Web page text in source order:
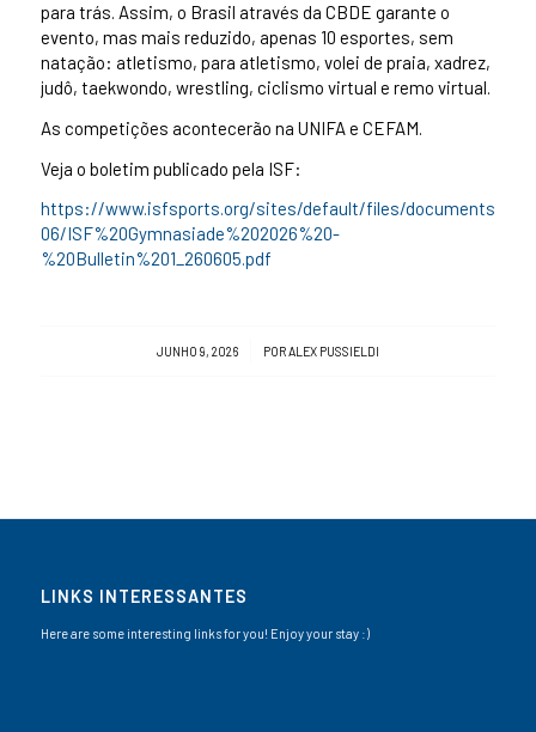
para trás. Assim, o Brasil através da CBDE garante o
evento, mas mais reduzido, apenas 10 esportes, sem
natação: atletismo, para atletismo, volei de praia, xadrez,
judô, taekwondo, wrestling, ciclismo virtual e remo virtual.
As competições acontecerão na UNIFA e CEFAM.
Veja o boletim publicado pela ISF:
https://www.isfsports.org/sites/default/files/documents/
06/ISF%20Gymnasiade%202026%20-
%20Bulletin%201_260605.pdf
JUNHO 9, 2026
/ PORALEX PUSSIELDI
LINKS INTERESSANTES
Here are some interesting links for you! Enjoy your stay :)